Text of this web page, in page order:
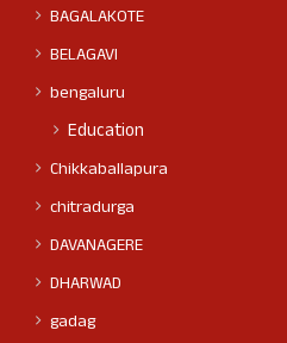
BAGALAKOTE
BELAGAVI
bengaluru
Education
Chikkaballapura
chitradurga
DAVANAGERE
DHARWAD
gadag